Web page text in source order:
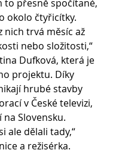
to přesně spočítané,
okolo čtyřicítky.
nich trvá měsíc až
nebo složitosti,“
Dufková, která je
projektu. Díky
hrubé stavby
v České televizi,
na Slovensku.
ale dělali tady,“
a režisérka.